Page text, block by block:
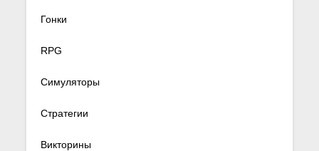
Гонки
RPG
Симуляторы
Стратегии
Викторины